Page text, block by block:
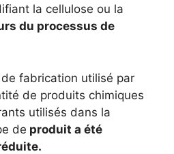
la cellulose ou la
du processus de
fabrication utilisé par
de produits chimiques
utilisés dans la
de produit a été